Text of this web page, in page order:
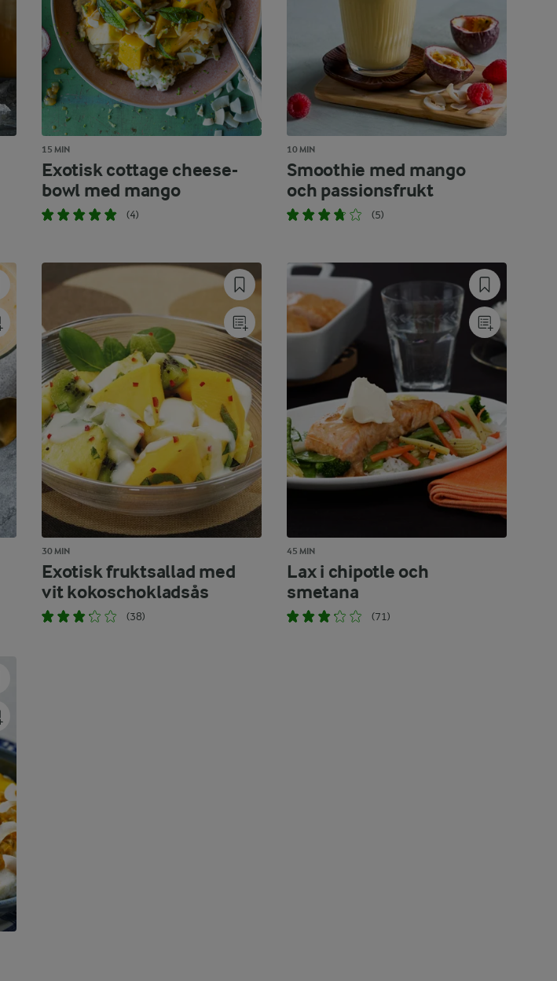
15 MIN
Exotisk cottage cheese-
bowl med mango
(4)
10 MIN
Smoothie med mango
och passionsfrukt
(5)
30 MIN
Exotisk fruktsallad med
vit kokoschokladsås
(38)
45 MIN
Lax i chipotle och
smetana
(71)